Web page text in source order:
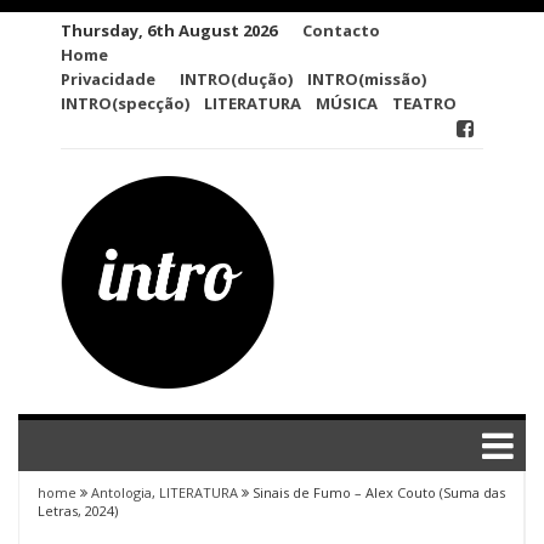
Thursday, 6th August 2026
Contacto
Home
Privacidade
INTRO(dução)
INTRO(missão)
INTRO(specção)
LITERATURA MÚSICA TEATRO
home Antologia, LITERATURA
Sinais de Fumo – Alex Couto (Suma das
Letras, 2024)